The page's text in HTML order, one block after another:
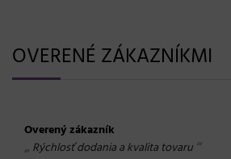
OVERENÉ ZÁKAZNÍKMI
Overený zákazník
„ Rýchlosť dodania a kvalita tovaru “